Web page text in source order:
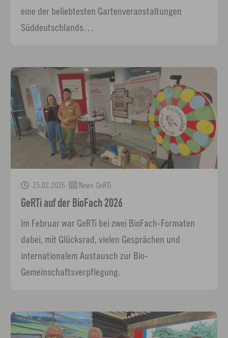
eine der beliebtesten Gartenveranstaltungen
Süddeutschlands…
25.02.2026 News GeRTi
GeRTi auf der BioFach 2026
Im Februar war GeRTi bei zwei BioFach-Formaten
dabei, mit Glücksrad, vielen Gesprächen und
internationalem Austausch zur Bio-
Gemeinschaftsverpflegung.